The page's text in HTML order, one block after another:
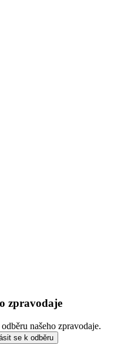
zpravodaje
našeho zpravodaje.
se k odběru